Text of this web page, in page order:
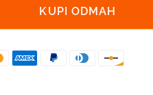
KUPI ODMAH